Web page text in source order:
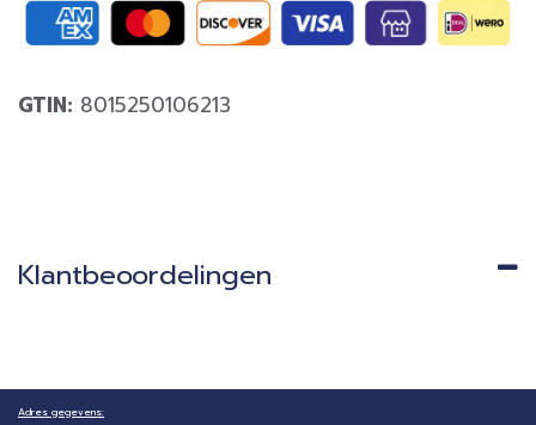
GTIN: 8015250106213
Klantbeoordelingen
Adres gegevens: